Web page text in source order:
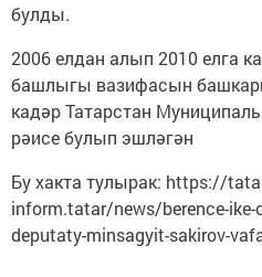
булды.
2006 елдан алып 2010 елга
башлыгы вазифасын
кадәр Татарстан
рәисе булып эшләгән
Бу хакта тулырак: https://
inform.tatar/news/berence-
deputaty-minsagyit-sakirov-